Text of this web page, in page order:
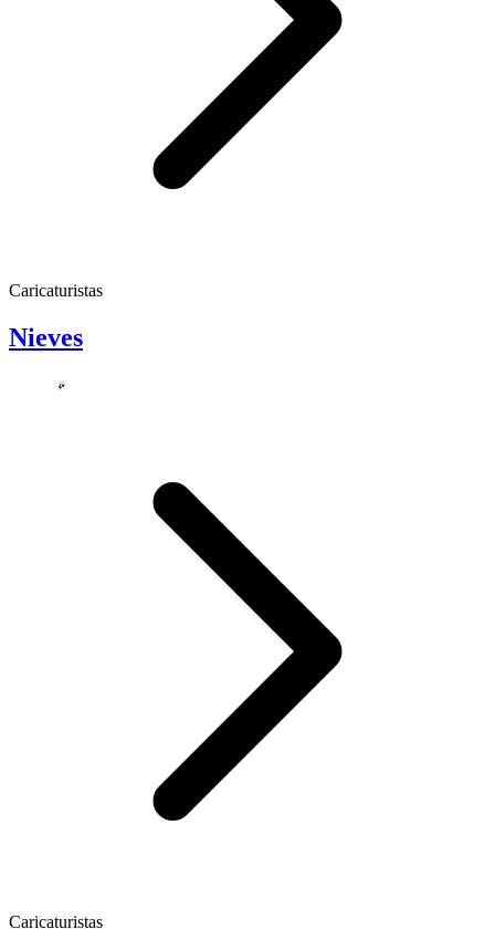
Caricaturistas
Nieves
Caricaturistas